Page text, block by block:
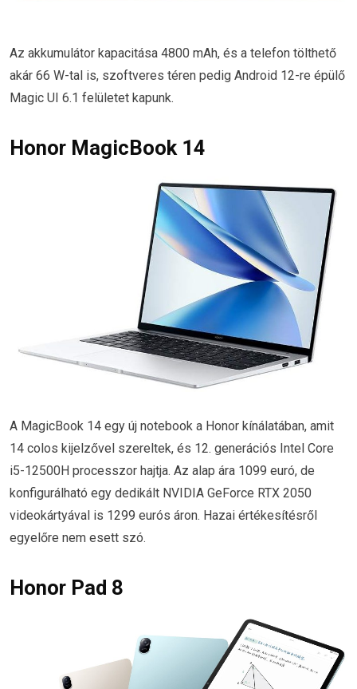
Az akkumulátor kapacitása 4800 mAh, és a telefon tölthető
akár 66 W-tal is, szoftveres téren pedig Android 12-re épülő
Magic UI 6.1 felületet kapunk.
Honor MagicBook 14
A MagicBook 14 egy új notebook a Honor kínálatában, amit
14 colos kijelzővel szereltek, és 12. generációs Intel Core
i5-12500H processzor hajtja. Az alap ára 1099 euró, de
konfigurálható egy dedikált NVIDIA GeForce RTX 2050
videokártyával is 1299 eurós áron. Hazai értékesítésről
egyelőre nem esett szó.
Honor Pad 8